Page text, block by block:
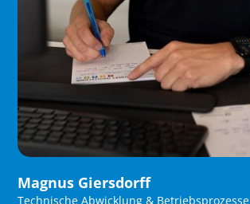
Magnus Giersdorff
Technische Abwicklung & Betriebsprozesse